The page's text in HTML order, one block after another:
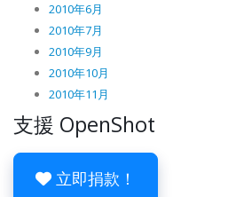
2010年6月
2010年7月
2010年9月
2010年10月
2010年11月
支援 OpenShot
立即捐款！